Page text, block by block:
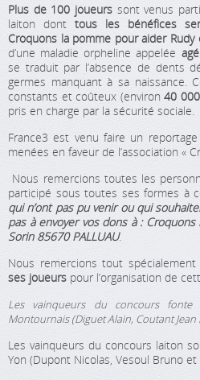
Plus de 100 joueurssont venus
laiton dont tous les bénéfices
Croquons la pomme pour aider Rudy
d’une maladie orpheline appelée
se traduit par l’absence de dents
germes manquant à sa naissance.
constants et coûteux (environ40
pris en charge par la sécurité sociale.
France3 est venu faire un
menées en faveur de l’association «
Nous remercions toutes les
participé sous toutes ses formes à
qui n’ont pas pu venir ou qui
pas à envoyer vos dons à :
Sorin 85670 PALLUAU.
Nous remercions tout spécialement
ses joueurs pour l’organisation de
Les vainqueurs du concours
Montournais (Diguet Alain, Coutant
Les vainqueurs du concours laiton
Yon (Dupont Nicolas, Vesoul Bruno